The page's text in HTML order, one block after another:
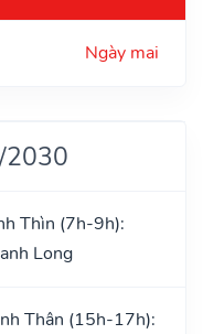
Ngày mai
2030
Thìn (7h-9h):
Long
Thân (15h-17h):